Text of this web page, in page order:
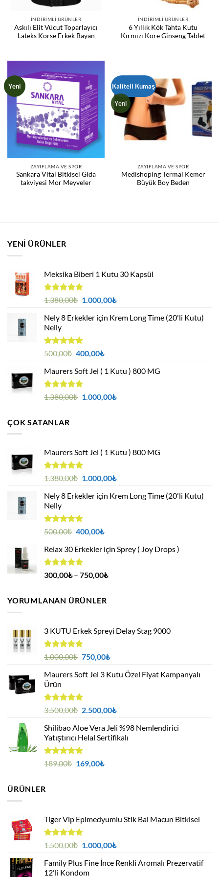
İNDIRIMLI ÜRÜNLER
Askılı Elit Vücut Toparlayıcı
Lateks Korse Erkek Bayan
İNDIRIMLI ÜRÜNLER
6 Yıllık Kök Tahta Kutu
Kırmızı Kore Ginseng Tablet
Yeni
ZAYIFLAMA VE SPOR
Sankara Vital Bitkisel Gida
takviyesi Mor Meyveler
Kaliteli Kumaş
Yeni
ZAYIFLAMA VE SPOR
Medishoping Termal Kemer
Büyük Boy Beden
YENI ÜRÜNLER
Meksika Biberi 1 Kutu 30 Kapsül
5 üzerinden
oy
aldı
1.380,00₺ Orijinal
1.380,00₺.
1.000,00₺Şu
fiyat:
Nely 8 Erkekler için Krem Long Time (20'li Kutu)
Nelly
5 üzerinden
oy
aldı
500,00₺ Orijinal
500,00₺.
400,00₺Şu
fiyat:
Maurers Soft Jel ( 1 Kutu ) 800 MG
5 üzerinden
oy
1.380,00₺ Orijinal
1.000,00₺Şu
ÇOK SATANLAR
Maurers Soft Jel ( 1 Kutu ) 800 MG
5 üzerinden
oy
aldı
1.380,00₺ Orijinal
1.380,00₺.
1.000,00₺Şu
fiyat:
Nely 8 Erkekler için Krem Long Time (20'li Kutu)
Nelly
5 üzerinden
oy
aldı
500,00₺ Orijinal
500,00₺.
400,00₺Şu
fiyat:
Relax 30 Erkekler için Sprey ( Joy Drops )
5 üzerinden
4.94oy
300,00₺ – 750,00₺Fiyat
YORUMLANAN ÜRÜNLER
3 KUTU Erkek Spreyi Delay Stag 9000
5 üzerinden
oy
aldı
1.000,00₺ Orijinal
1.000,00₺.
750,00₺Şu
fiyat:
Maurers Soft Jel 3 Kutu Özel Fiyat Kampanyalı
Ürün
5 üzerinden
oy
aldı
3.500,00₺ Orijinal
3.500,00₺.
2.500,00₺Şu
fiyat:
2.500,00₺.
Shilibao Aloe Vera Jeli %98 Nemlendirici
Yatıştırıcı Helal Sertifikalı
5 üzerinden
oy
189,00₺ Orijinal
169,00₺Şu
ÜRÜNLER
Tiger Vip Epimedyumlu Stik Bal Macun Bitkisel
5
üzerinden
4.75
oy
aldı
1.500,00₺ Orijinal
1.500,00₺.
1.000,00₺Şu
fiyat:
Family Plus Fine İnce Renkli Aromalı Prezervatif
12'li Kondom